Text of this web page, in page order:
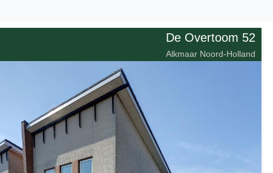
De Overtoom 52
Alkmaar Noord-Holland